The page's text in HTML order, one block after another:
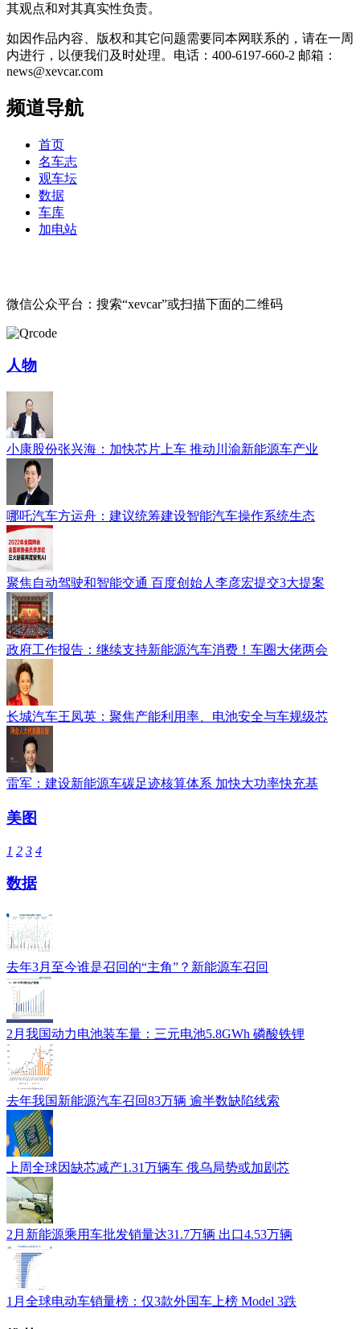
其观点和对其真实性负责。
如因作品内容、版权和其它问题需要同本网联系的，请在一周
内进行，以便我们及时处理。电话：400-6197-660-2 邮箱：
news@xevcar.com
频道导航
首页
名车志
观车坛
数据
车库
加电站
微信公众平台：搜索“xevcar”或扫描下面的二维码
人物
小康股份张兴海：加快芯片上车 推动川渝新能源车产业
哪吒汽车方运舟：建议统筹建设智能汽车操作系统生态
聚焦自动驾驶和智能交通 百度创始人李彦宏提交3大提案
政府工作报告：继续支持新能源汽车消费！车圈大佬两会
长城汽车王凤英：聚焦产能利用率、电池安全与车规级芯
雷军：建设新能源车碳足迹核算体系 加快大功率快充基
美图
1 2 3 4
数据
去年3月至今谁是召回的“主角”？新能源车召回
2月我国动力电池装车量：三元电池5.8GWh 磷酸铁锂
去年我国新能源汽车召回83万辆 逾半数缺陷线索
上周全球因缺芯减产1.31万辆车 俄乌局势或加剧芯
2月新能源乘用车批发销量达31.7万辆 出口4.53万辆
1月全球电动车销量榜：仅3款外国车上榜 Model 3跌